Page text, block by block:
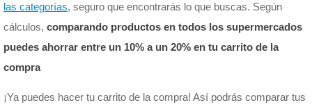
las categorías, seguro que encontrarás lo que buscas. Según
cálculos, comparando productos en todos los supermercados
puedes ahorrar entre un 10% a un 20% en tu carrito de la
compra
¡Ya puedes hacer tu carrito de la compra! Así podrás comparar tus